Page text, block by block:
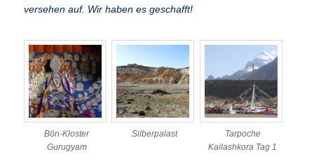
versehen auf. Wir haben es geschafft!
Bön-Kloster
Gurugyam
Silberpalast
Tarpoche
Kailashkora Tag 1